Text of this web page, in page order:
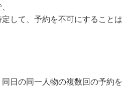
して、予約を不可にすることは
日の同一人物の複数回の予約を